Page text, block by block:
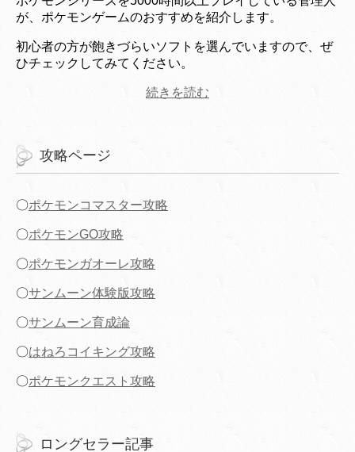
が、ポケモンゲームのおすすめを紹介します。
初心者の方が飽きづらいソフトを選んでいますので、ぜ
ひチェックしてみてください。
続きを読む
攻略ページ
〇ポケモンコマスター攻略
〇ポケモンGO攻略
〇ポケモンガオーレ攻略
〇サンムーン体験版攻略
〇サンムーン育成論
〇はねろコイキング攻略
〇ポケモンクエスト攻略
ロングセラー記事